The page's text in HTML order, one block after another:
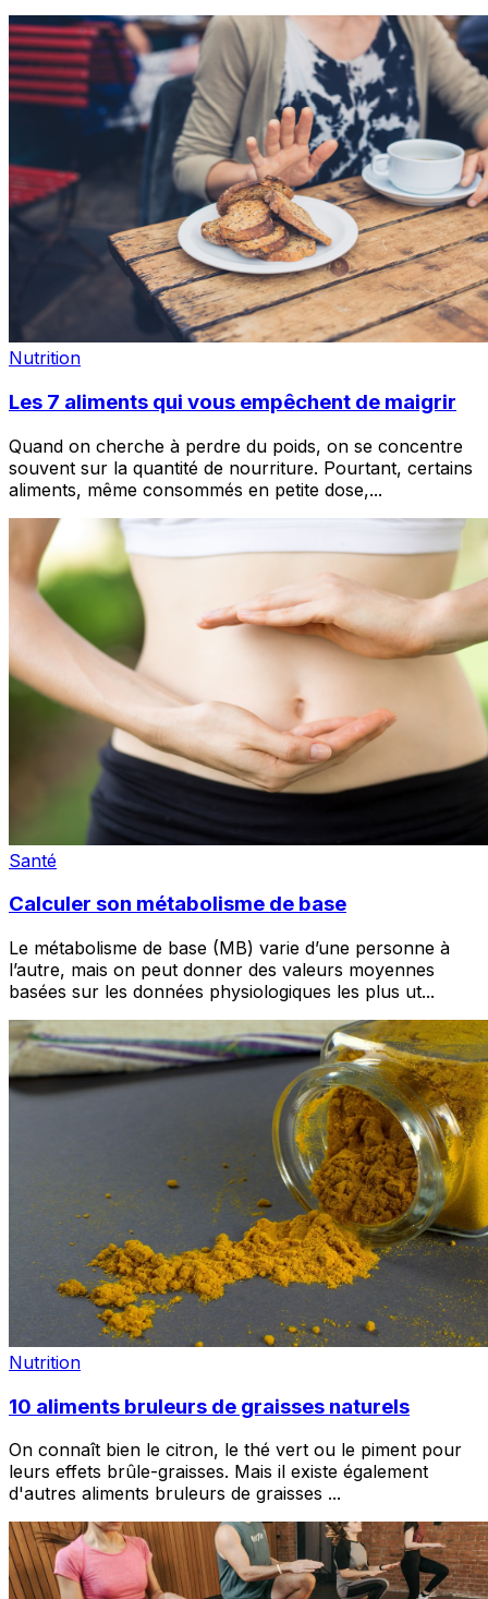
Nutrition
Les 7 aliments qui vous empêchent de maigrir
Quand on cherche à perdre du poids, on se concentre
souvent sur la quantité de nourriture. Pourtant, certains
aliments, même consommés en petite dose,...
Santé
Calculer son métabolisme de base
Le métabolisme de base (MB) varie d’une personne à
l’autre, mais on peut donner des valeurs moyennes
basées sur les données physiologiques les plus ut...
Nutrition
10 aliments bruleurs de graisses naturels
On connaît bien le citron, le thé vert ou le piment pour
leurs effets brûle-graisses. Mais il existe également
d'autres aliments bruleurs de graisses ...